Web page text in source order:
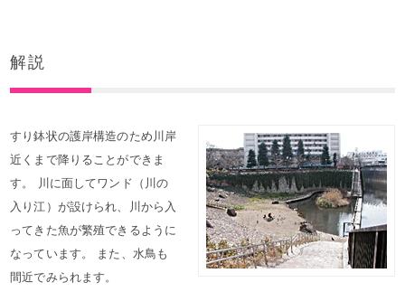
解説
すり鉢状の護岸構造のため川岸
近くまで降りることができま
す。 川に面してワンド（川の
入り江）が設けられ、川から入
ってきた魚が繁殖できるように
なっています。 また、水鳥も
間近でみられます。